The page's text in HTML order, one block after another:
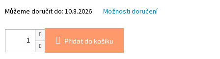
Můžeme doručit do: 10.8.2026 Možnosti doručení
Přidat do košíku